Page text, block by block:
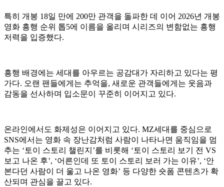
특히 개봉 18일 만에 200만 관객을 돌파한 데 이어 2026년 개봉
영화 흥행 순위 톱5에 이름을 올리며 시리즈의 변함없는 흥행
저력을 입증했다.
흥행 배경에는 세대를 아우르는 공감대가 자리하고 있다는 평
가다. 오랜 팬들에게는 추억을, 새로운 관객들에게는 웃음과
감동을 선사하며 입소문이 꾸준히 이어지고 있다.
온라인에서도 화제성은 이어지고 있다. MZ세대를 중심으로
SNS에서는 영화 속 장난감처럼 사람이 나타나면 움직임을 멈
추는 ‘토이 스토리 챌린지’를 비롯해 ‘토이 스토리 보기 전 VS
보고 나온 후’, ‘어른인데 또 토이 스토리 보러 가는 이유’, ‘안
본다던 사람이 더 울고 나온 영화’ 등 다양한 숏폼 콘텐츠가 확
산되며 관심을 끌고 있다.